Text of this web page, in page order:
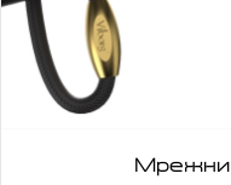
Мрежни